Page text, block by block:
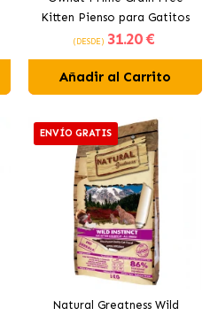
Kitten Pienso para Gatitos
(DESDE) 31.20 €
Añadir al Carrito
ENVÍO GRATIS
Natural Greatness Wild